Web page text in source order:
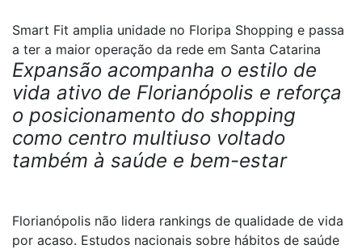
Smart Fit amplia unidade no Floripa Shopping e passa
a ter a maior operação da rede em Santa Catarina
Expansão acompanha o estilo de
vida ativo de Florianópolis e reforça
o posicionamento do shopping
como centro multiuso voltado
também à saúde e bem-estar
Florianópolis não lidera rankings de qualidade de vida
por acaso. Estudos nacionais sobre hábitos de saúde